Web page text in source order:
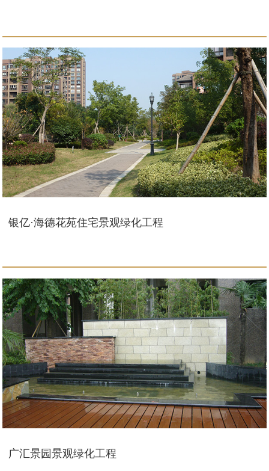
银亿·海德花苑住宅景观绿化工程
广汇景园景观绿化工程